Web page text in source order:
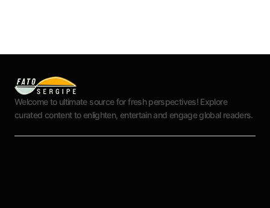
Welcome to ultimate source for fresh perspectives! Explore
curated content to enlighten, entertain and engage global readers.